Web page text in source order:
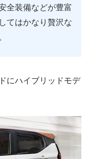
全装備などが豊富
てはかなり贅沢な
にハイブリッドモデ